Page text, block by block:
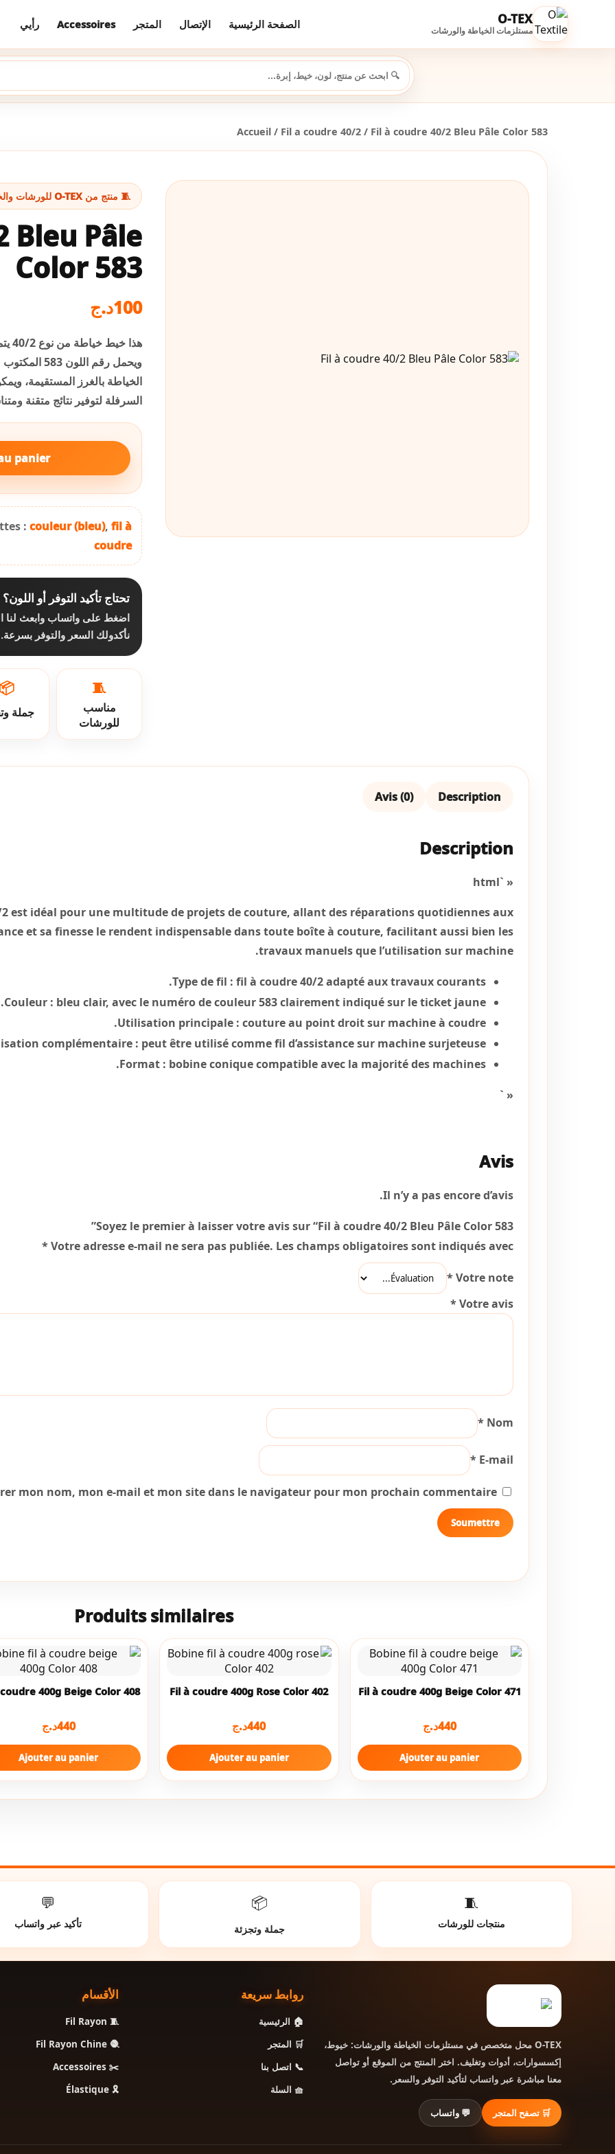
O-TEX
مستلزمات الخياطة والورشات الصفحة الرئيسية الإتصال المتجر Accessoires رأيي
Accueil / Fil a coudre 40/2 / Fil à coudre 40/2 Bleu Pâle Color 583
🧵 منتج من O-TEX للورشات والخياطة
Bleu Pâle
Color 583
100د.ج
ويحمل رقم
الخياطة بالغرز المستقيمة،
السرفلة لتوفير نتائج متقنة
panier
: couleur (bleu), fil à
coudre
تحتاج تأكيد التوفر أو اللون؟
اضغط على واتساب وابعث لنا
نأكدولك السعر والتوفر بسرعة.
🧵
مناسب
للورشات
📦
جملة
Description
Avis (0)
Description
« `html
2 est idéal pour une multitude de projets de couture, allant des réparations quotidiennes aux
et sa finesse le rendent indispensable dans toute boîte à couture, facilitant aussi bien les
travaux manuels que l’utilisation sur machine.
Type de fil : fil à coudre 40/2 adapté aux travaux courants.
Couleur : bleu clair, avec le numéro de couleur 583 clairement indiqué sur le ticket jaune.
Utilisation principale : couture au point droit sur machine à coudre.
complémentaire : peut être utilisé comme fil d’assistance sur machine surjeteuse.
Format : bobine conique compatible avec la majorité des machines.
« `
Avis
Il n’y a pas encore d’avis.
Soyez le premier à laisser votre avis sur “Fil à coudre 40/2 Bleu Pâle Color 583”
Votre adresse e-mail ne sera pas publiée. Les champs obligatoires sont indiqués avec
*
Votre note
*
Votre avis
*
Nom
*
E-mail
*
mon nom, mon e-mail et mon site dans le navigateur pour mon prochain commentaire.
Produits similaires
Fil à coudre 400g Beige Color 471
440د.ج
Ajouter au panier
Fil à coudre 400g Rose Color 402
440د.ج
Ajouter au panier
400g Beige Color 408
440د.ج
Ajouter au panier
🧵
منتجات للورشات
📦
جملة وتجزئة
💬
تأكيد عبر واتساب
O-TEX محل متخصص في مستلزمات الخياطة والورشات: خيوط،
إكسسوارات، أدوات وتغليف. اختر المنتج من الموقع أو تواصل
معنا مباشرة عبر واتساب لتأكيد التوفر والسعر.
🛒 تصفح المتجر 💬 واتساب
روابط سريعة
🏠 الرئيسية
🛒 المتجر
📞 اتصل بنا
🧺 السلة
الأقسام
🧵 Fil Rayon
🧶 Fil Rayon Chine
✂️ Accessoires
🎗️ Élastique